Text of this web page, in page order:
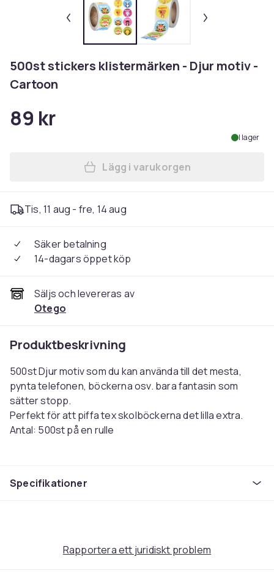
500st stickers klistermärken - Djur motiv -
Cartoon
89 kr
I lager
Lägg till 500st stickers
Lägg i varukorgen
Tis, 11 aug - fre, 14 aug
Säker betalning
14-dagars öppet köp
Säljs och levereras av
Otego
Produktbeskrivning
500st Djur motiv som du kan använda till det mesta,
pynta telefonen, böckerna osv. bara fantasin som
sätter stopp.
Perfekt för att piffa tex skolböckerna det lilla extra.
Antal: 500st på en rulle
315e691f-6c22-5dd7-8626-5062f074d118
Specifikationer
Rapportera ett juridiskt problem